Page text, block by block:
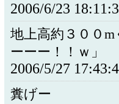
2006/6/23
地上高約３００
ーーー！！ｗ」
2006/5/27
糞げー